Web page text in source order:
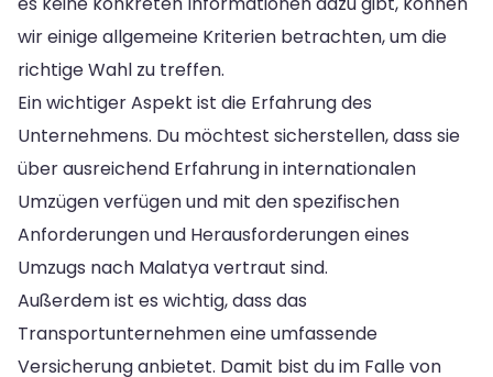
wir einige allgemeine Kriterien betrachten, um die
richtige Wahl zu treffen.
Ein wichtiger Aspekt ist die Erfahrung des
Unternehmens. Du möchtest sicherstellen, dass sie
über ausreichend Erfahrung in internationalen
Umzügen verfügen und mit den spezifischen
Anforderungen und Herausforderungen eines
Umzugs nach Malatya vertraut sind.
Außerdem ist es wichtig, dass das
Transportunternehmen eine umfassende
Versicherung anbietet. Damit bist du im Falle von